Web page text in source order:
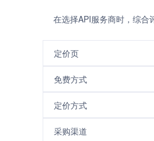
在选择API服务商时，综合
定价页
免费方式
定价方式
采购渠道